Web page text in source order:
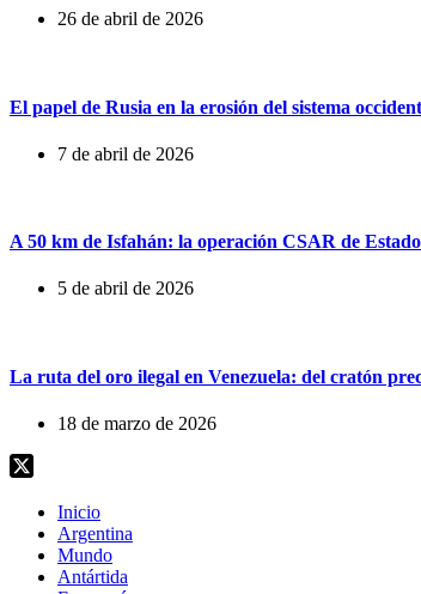
26 de abril de 2026
El papel de Rusia en la erosión del sistema
7 de abril de 2026
A 50 km de Isfahán: la operación CSAR de
5 de abril de 2026
La ruta del oro ilegal en Venezuela: del cratón
18 de marzo de 2026
Inicio
Argentina
Mundo
Antártida